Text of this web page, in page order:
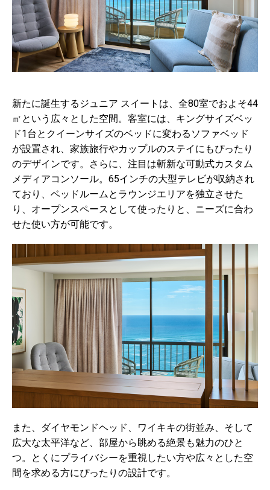
新たに誕生するジュニア スイートは、全80室でおよそ44
㎡という広々とした空間。客室には、キングサイズベッ
ド1台とクイーンサイズのベッドに変わるソファベッド
が設置され、家族旅行やカップルのステイにもぴったり
のデザインです。さらに、注目は斬新な可動式カスタム
メディアコンソール。65インチの大型テレビが収納され
ており、ベッドルームとラウンジエリアを独立させた
り、オープンスペースとして使ったりと、ニーズに合わ
せた使い方が可能です。
また、ダイヤモンドヘッド、ワイキキの街並み、そして
広大な太平洋など、部屋から眺める絶景も魅力のひと
つ。とくにプライバシーを重視したい方や広々とした空
間を求める方にぴったりの設計です。